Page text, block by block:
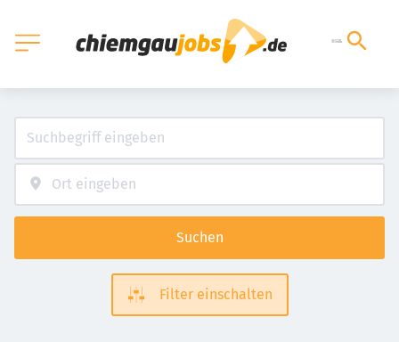
Suchen
Filter einschalten